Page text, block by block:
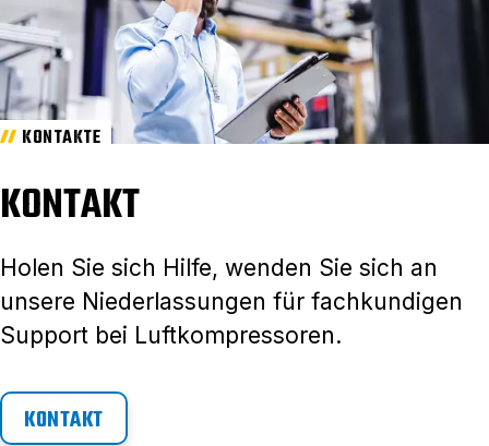
KONTAKTE
KONTAKT
Holen Sie sich Hilfe, wenden Sie sich an
unsere Niederlassungen für fachkundigen
Support bei Luftkompressoren.
KONTAKT